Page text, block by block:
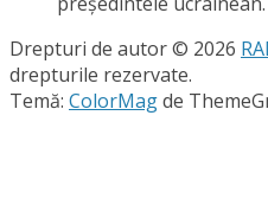
Drepturi de autor © 2026
drepturile rezervate.
Temă: ColorMagde